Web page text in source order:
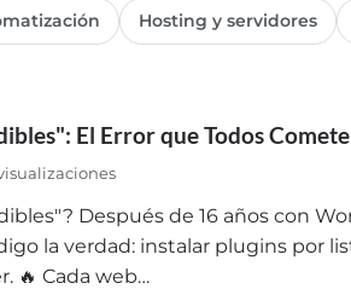
Hosting y servidores
El Error que Todos
Después de 16 años con
la verdad: instalar plugins por
🔥 Cada web…